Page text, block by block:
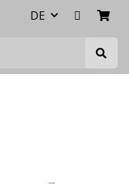
DE